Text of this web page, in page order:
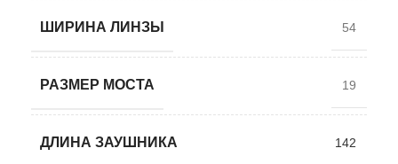
ШИРИНА ЛИНЗЫ 54
РАЗМЕР МОСТА 19
ДЛИНА ЗАУШНИКА 142